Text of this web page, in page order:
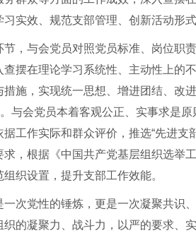
实效、规范支部管理、创新活动形
，与会党员对照党员标准、岗位职
摆在理论学习系统性、主动性上的
施，实现统一思想、增进团结、改
与会党员本着客观公正、实事求是
工作实际和群众评价，推选“先进支
，根据《中国共产党基层组织选举
织设置，提升支部工作效能。
次党性的锤炼，更是一次凝聚共识
的凝聚力、战斗力，以严的要求、